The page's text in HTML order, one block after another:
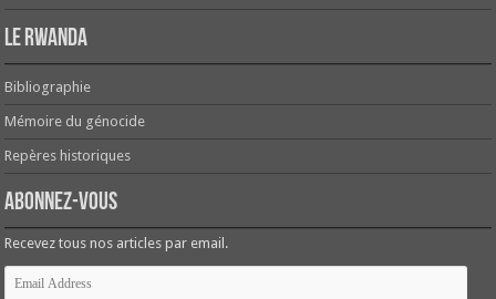
Le Rwanda
Bibliographie
Mémoire du génocide
Repères historiques
Abonnez-vous
Recevez tous nos articles par email.
Email
Address